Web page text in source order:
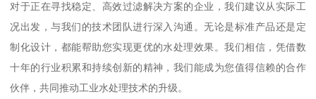
对于正在寻找稳定、高效过滤解决方案的企业，我们建议从实际工
况出发，与我们的技术团队进行深入沟通。无论是标准产品还是定
制化设计，都能帮助您实现更优的水处理效果。我们相信，凭借数
十年的行业积累和持续创新的精神，我们能成为您值得信赖的合作
伙伴，共同推动工业水处理技术的升级。